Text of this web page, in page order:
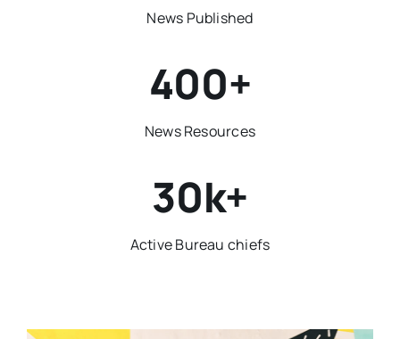
News Published
400+
News Resources
30k+
Active Bureau chiefs